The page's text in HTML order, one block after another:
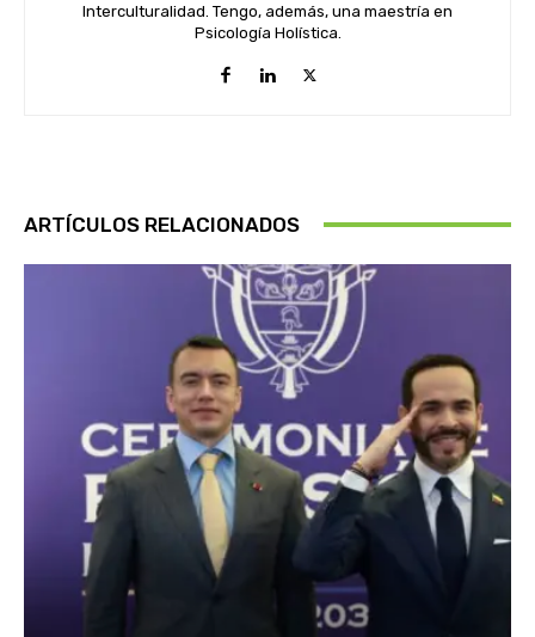
Interculturalidad. Tengo, además, una maestría en
Psicología Holística.
ARTÍCULOS RELACIONADOS